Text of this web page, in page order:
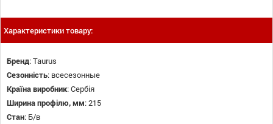
Характеристики товару:
Бренд:Taurus
Сезонність: всесезонные
Країна виробник:Сербія
Ширина профілю, мм:215
Стан: Б/в